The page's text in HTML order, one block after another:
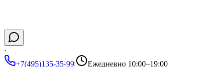
·
+7(495)135-35-99| Ежедневно 10:00–19:00